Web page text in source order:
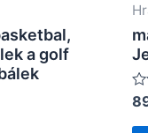
a golf
0